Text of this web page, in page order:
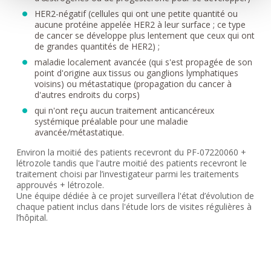
HER2-négatif (cellules qui ont une petite quantité ou
aucune protéine appelée HER2 à leur surface ; ce type
de cancer se développe plus lentement que ceux qui ont
de grandes quantités de HER2) ;
maladie localement avancée (qui s'est propagée de son
point d'origine aux tissus ou ganglions lymphatiques
voisins) ou métastatique (propagation du cancer à
d'autres endroits du corps)
qui n'ont reçu aucun traitement anticancéreux
systémique préalable pour une maladie
avancée/métastatique.
Environ la moitié des patients recevront du PF-07220060 +
létrozole tandis que l'autre moitié des patients recevront le
traitement choisi par l’investigateur parmi les traitements
approuvés + létrozole.
Une équipe dédiée à ce projet surveillera l'état d’évolution de
chaque patient inclus dans l'étude lors de visites régulières à
l’hôpital.